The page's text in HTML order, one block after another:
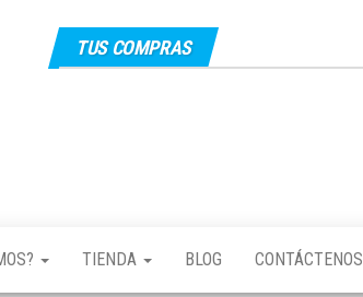
TUS COMPRAS
TIENDA BLOG CONTÁCTENOS